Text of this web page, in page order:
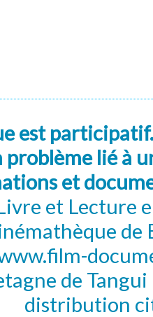
est
lié à
et
et Lecture
de
de
distribution